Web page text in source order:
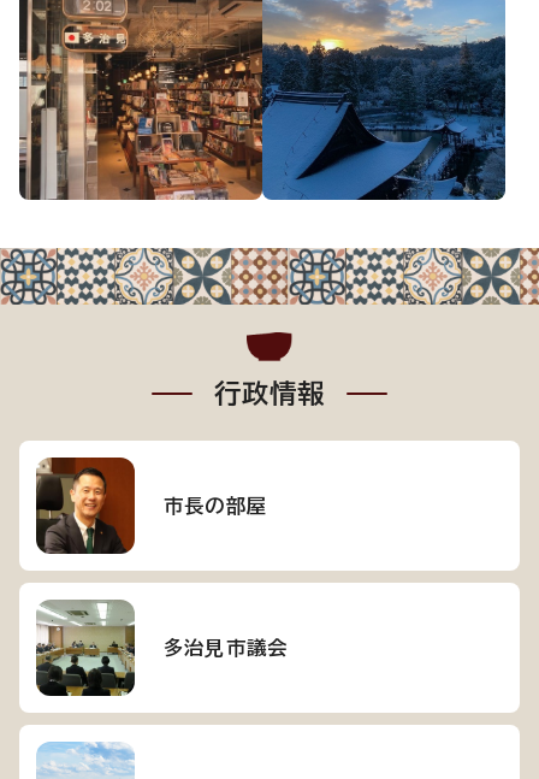
行政情報
市長の部屋
多治見市議会